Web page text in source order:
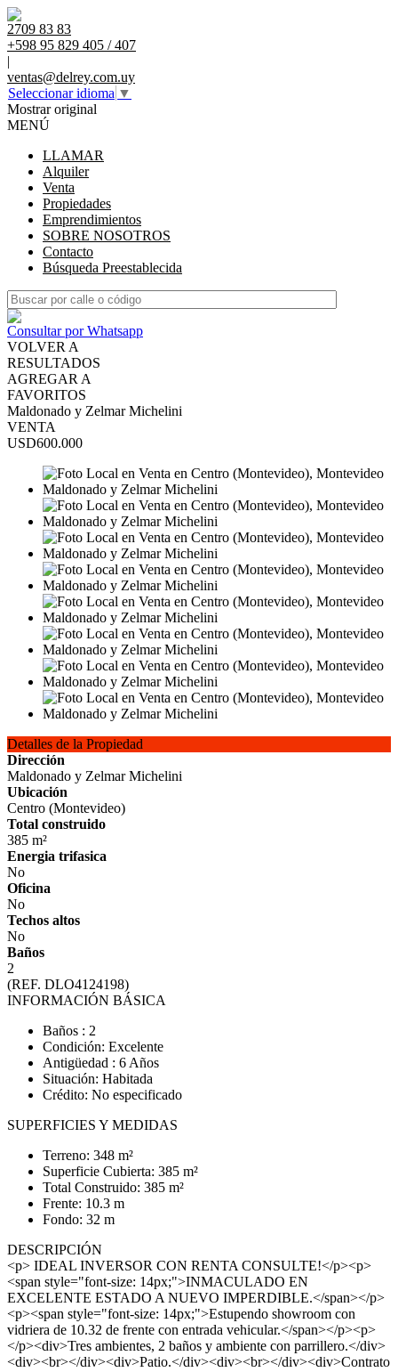
2709 83 83
+598 95 829 405 / 407
|
ventas@delrey.com.uy
Seleccionar idioma ▼
Mostrar original
MENÚ
LLAMAR
Alquiler
Venta
Propiedades
Emprendimientos
SOBRE NOSOTROS
Contacto
Búsqueda Preestablecida
Consultar por Whatsapp
VOLVER A
RESULTADOS
AGREGAR A
FAVORITOS
Maldonado y Zelmar Michelini
VENTA
USD600.000
Detalles de la Propiedad
Dirección
Maldonado y Zelmar Michelini
Ubicación
Centro (Montevideo)
Total construido
385 m²
Energia trifasica
No
Oficina
No
Techos altos
No
Baños
2
(REF. DLO4124198)
INFORMACIÓN BÁSICA
Baños : 2
Condición: Excelente
Antigüedad : 6 Años
Situación: Habitada
Crédito: No especificado
SUPERFICIES Y MEDIDAS
Terreno: 348 m²
Superficie Cubierta: 385 m²
Total Construido: 385 m²
Frente: 10.3 m
Fondo: 32 m
DESCRIPCIÓN
<p> IDEAL INVERSOR CON RENTA CONSULTE!</p><p>
<span style="font-size: 14px;">INMACULADO EN
EXCELENTE ESTADO A NUEVO IMPERDIBLE.</span></p>
<p><span style="font-size: 14px;">Estupendo showroom con
vidriera de 10.32 de frente con entrada vehicular.</span></p><p>
</p><div>Tres ambientes, 2 baños y ambiente con parrillero.</div>
<div><br></div><div>Patio.</div><div><br></div><div>Contrato